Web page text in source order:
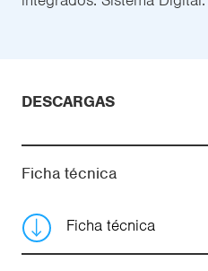
DESCARGAS
Ficha técnica
Ficha técnica